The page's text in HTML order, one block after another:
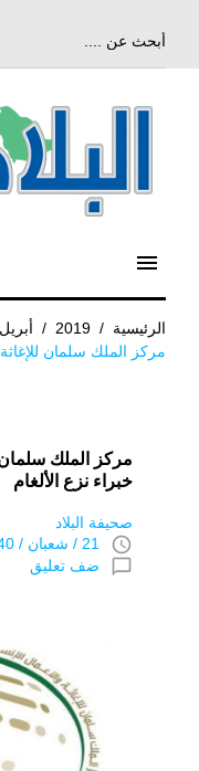
menu
الرئيسية /
2019
/ أبريل
مركز الملك سلمان
مركز الملك
خبراء نزع الألغام
صحيفة البلاد
access_time 21 / شعبان / 1440 هـ 26 أبريل 2019
chat_bubble_outline ضف تعليق